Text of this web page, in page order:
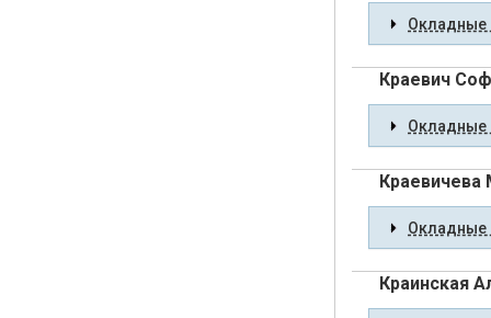
Окладные
Краевич
Окладные
Краевичева
Окладные
Краинская